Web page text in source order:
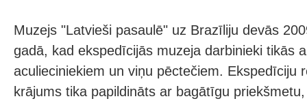
Muzejs "Latvieši pasaulē" uz Brazīliju devās
gadā, kad ekspedīcijās muzeja darbinieki tikās
aculieciniekiem un viņu pēctečiem. Ekspedīciju
krājums tika papildināts ar bagātīgu